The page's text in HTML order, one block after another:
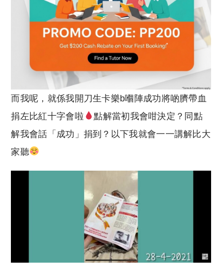
而我呢，就係我開刀生卡樂b嗰陣成功將啲臍帶血
捐左比紅十字會啦
點解當初我會咁決定？同點
解我會話「成功」捐到？以下我就會一一講解比大
家聽